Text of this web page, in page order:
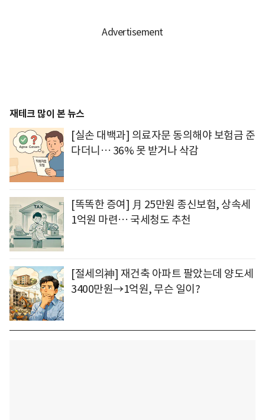
재테크 많이 본 뉴스
[실손 대백과] 의료자문 동의해야 보험금 준
다더니… 36% 못 받거나 삭감
[똑똑한 증여] 月 25만원 종신보험, 상속세
1억원 마련… 국세청도 추천
[절세의神] 재건축 아파트 팔았는데 양도세
3400만원→1억원, 무슨 일이?